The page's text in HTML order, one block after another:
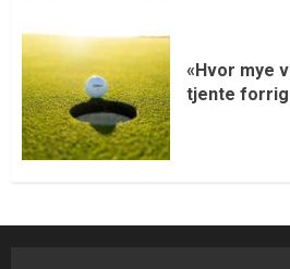
«Hvor mye
tjente